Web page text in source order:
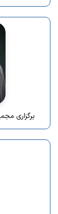
برگزاری